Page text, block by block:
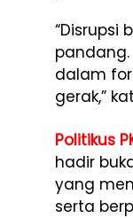
“Disrupsi
dalam
gerak,”
Politikus
hadir
yang
serta